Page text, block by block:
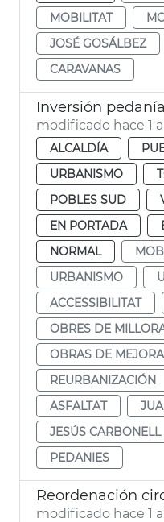
MOBILITAT
JOSÉ GOSÁLBEZ
CARAVANAS
modificado hace 1
ALCALDÍA
URBANISMO
POBLES SUD
EN PORTADA
NORMAL
URBANISMO
ACCESSIBILITAT
OBRES DE
OBRAS DE MEJORA
REURBANIZACIÓN
ASFALTAT
JESÚS CARBONELL
PEDANIES
modificado hace 1